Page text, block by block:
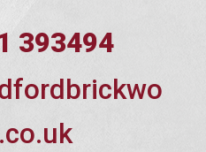
393494